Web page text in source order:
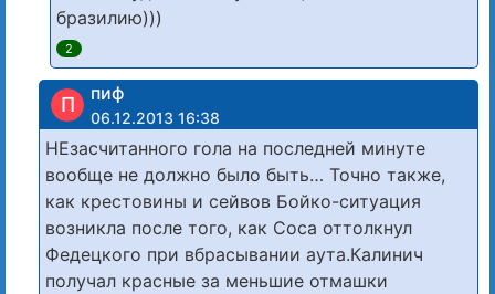
бразилию)))
2
П пиф
06.12.2013 16:38
НЕзасчитанного гола на последней минуте
вообще не должно было быть… Точно также,
как крестовины и сейвов Бойко-ситуация
возникла после того, как Соса оттолкнул
Федецкого при вбрасывании аута.Калинич
получал красные за меньшие отмашки